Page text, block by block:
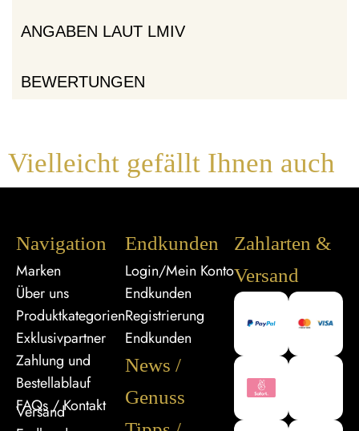
ANGABEN LAUT LMIV
BEWERTUNGEN
Vielleicht gefällt Ihnen auch
Navigation
Marken
Über uns
Produktkategorien
Exklusivpartner
Zahlung und
Bestellablauf
FAQs / Kontakt
Versand
Endkunden
Login/Mein Konto
Endkunden
Registrierung
Endkunden
News /
Genuss
Zahlarten &
Versand